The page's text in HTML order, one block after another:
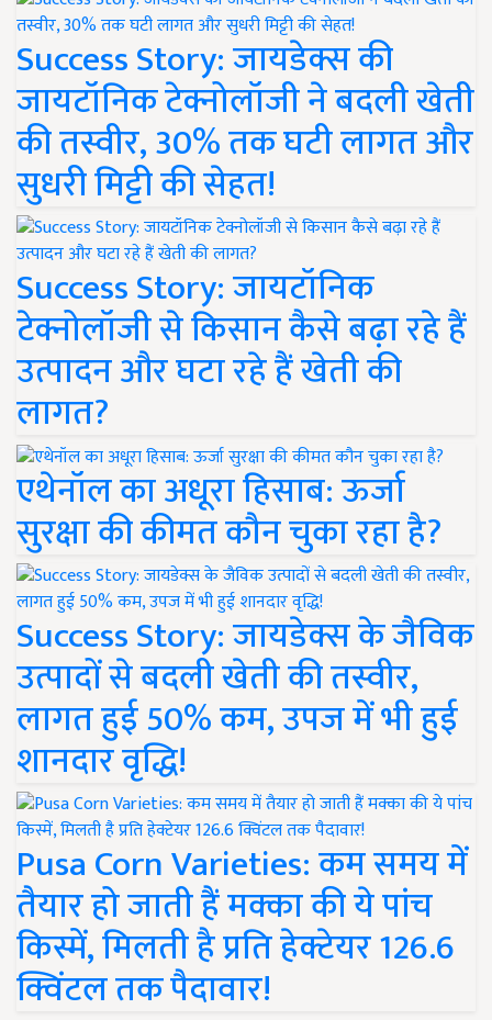
Success Story: जायडेक्स की
जायटॉनिक टेक्नोलॉजी ने बदली खेती
की तस्वीर, 30% तक घटी लागत और
सुधरी मिट्टी की सेहत!
Success Story: जायटॉनिक
टेक्नोलॉजी से किसान कैसे बढ़ा रहे हैं
उत्पादन और घटा रहे हैं खेती की
लागत?
एथेनॉल का अधूरा हिसाब: ऊर्जा
सुरक्षा की कीमत कौन चुका रहा है?
Success Story: जायडेक्स के जैविक
उत्पादों से बदली खेती की तस्वीर,
लागत हुई 50% कम, उपज में भी हुई
शानदार वृद्धि!
Pusa Corn Varieties: कम समय में
तैयार हो जाती हैं मक्का की ये पांच
किस्में, मिलती है प्रति हेक्टेयर 126.6
क्विंटल तक पैदावार!